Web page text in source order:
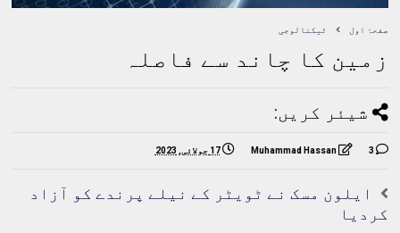
صفحۂ اول ٹیکنالوجی
زمین کا چاند سے فاصلہ
شیئر کریں:
Muhammad Hassan 17 جولائی, 2023
ایلون مسک نے ٹویٹر کے نیلے پرندے کو آزاد
کردیا